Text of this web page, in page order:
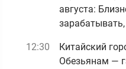
августа:
12:30
Китайский
Обезьянам —